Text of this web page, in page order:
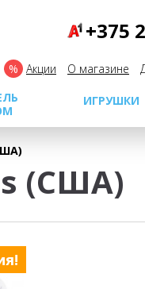
+375
Акции О магазине
ИГРУШКИ
(США)